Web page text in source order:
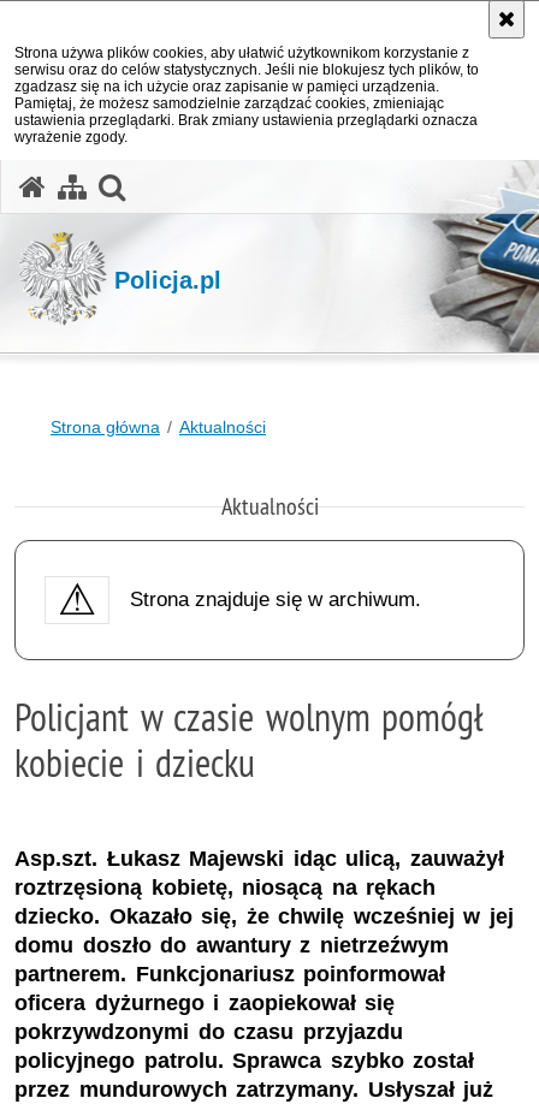
Strona używa plików cookies, aby ułatwić użytkownikom korzystanie z
serwisu oraz do celów statystycznych. Jeśli nie blokujesz tych plików, to
zgadzasz się na ich użycie oraz zapisanie w pamięci urządzenia.
Pamiętaj, że możesz samodzielnie zarządzać cookies, zmieniając
ustawienia przeglądarki. Brak zmiany ustawienia przeglądarki oznacza
wyrażenie zgody.
Policja.pl
Strona główna Aktualności
Aktualności
Strona znajduje się w archiwum.
Policjant w czasie wolnym pomógł
kobiecie i dziecku
Asp.szt. Łukasz Majewski idąc ulicą, zauważył
roztrzęsioną kobietę, niosącą na rękach
dziecko. Okazało się, że chwilę wcześniej w jej
domu doszło do awantury z nietrzeźwym
partnerem. Funkcjonariusz poinformował
oficera dyżurnego i zaopiekował się
pokrzywdzonymi do czasu przyjazdu
policyjnego patrolu. Sprawca szybko został
przez mundurowych zatrzymany. Usłyszał już